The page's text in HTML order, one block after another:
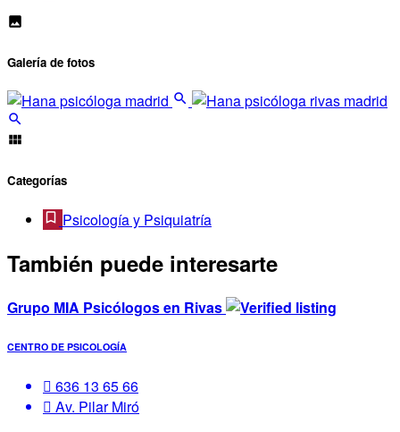
Galería de fotos
Categorías
Psicología y Psiquiatría
También puede interesarte
Grupo MIA Psicólogos en Rivas
CENTRO DE PSICOLOGÍA
636 13 65 66
Av. Pilar Miró